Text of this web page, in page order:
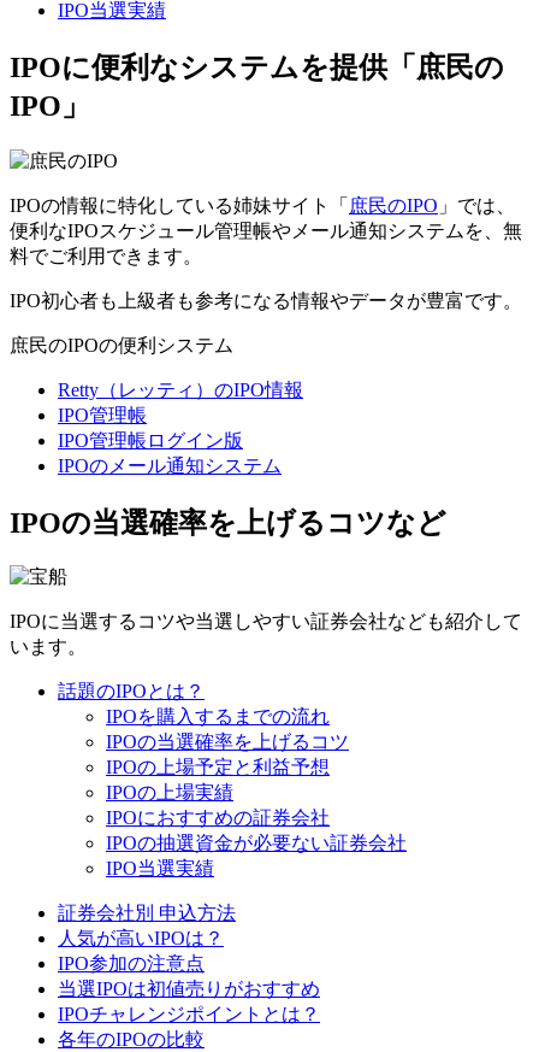
IPO当選実績
IPOに便利なシステムを提供「庶民の
IPO」
IPOの情報に特化している姉妹サイト「 庶民のIPO 」では、
便利なIPOスケジュール管理帳やメール通知システムを、無
料でご利用できます。
IPO初心者も上級者も参考になる情報やデータが豊富です。
庶民のIPOの便利システム
Retty（レッティ）のIPO情報
IPO管理帳
IPO管理帳ログイン版
IPOのメール通知システム
IPOの当選確率を上げるコツなど
IPOに当選するコツや当選しやすい証券会社なども紹介して
います。
話題のIPOとは？
IPOを購入するまでの流れ
IPOの当選確率を上げるコツ
IPOの上場予定と利益予想
IPOの上場実績
IPOにおすすめの証券会社
IPOの抽選資金が必要ない証券会社
IPO当選実績
証券会社別 申込方法
人気が高いIPOは？
IPO参加の注意点
当選IPOは初値売りがおすすめ
IPOチャレンジポイントとは？
各年のIPOの比較